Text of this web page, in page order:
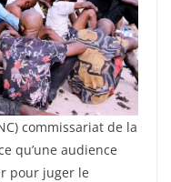
commissariat de la
qu’une audience
pour juger le